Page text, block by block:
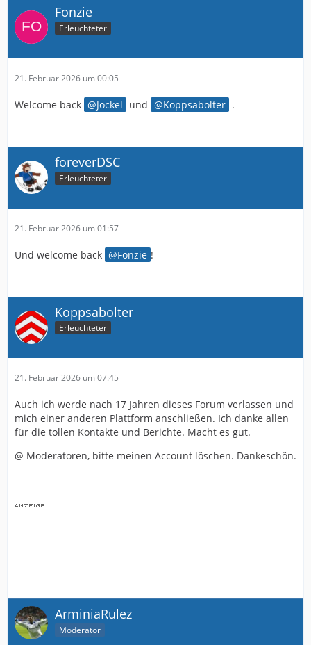
Fonzie
Erleuchteter
21. Februar 2026 um 00:05
Welcome back Jockel und Koppsabolter .
foreverDSC
Erleuchteter
21. Februar 2026 um 01:57
Und welcome back Fonzie !
Koppsabolter
Erleuchteter
21. Februar 2026 um 07:45
Auch ich werde nach 17 Jahren dieses Forum verlassen und
mich einer anderen Plattform anschließen. Ich danke allen
für die tollen Kontakte und Berichte. Macht es gut.
@ Moderatoren, bitte meinen Account löschen. Dankeschön.
ArminiaRulez
Moderator